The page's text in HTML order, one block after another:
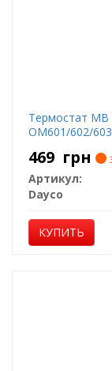
Термостат MB
OM601/602/
469 грн
Артикул:
Dayco
КУПИТЬ